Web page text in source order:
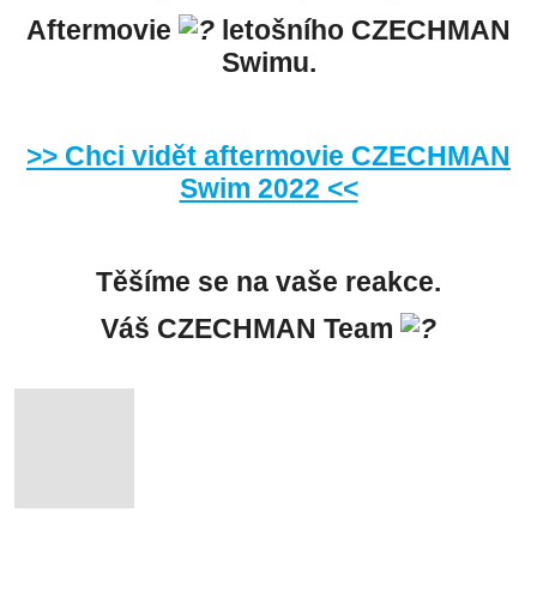
Aftermovie
letošního CZECHMAN
Swimu.
>> Chci vidět aftermovie CZECHMAN
Swim 2022 <<
Těšíme se na vaše reakce.
Váš CZECHMAN Team